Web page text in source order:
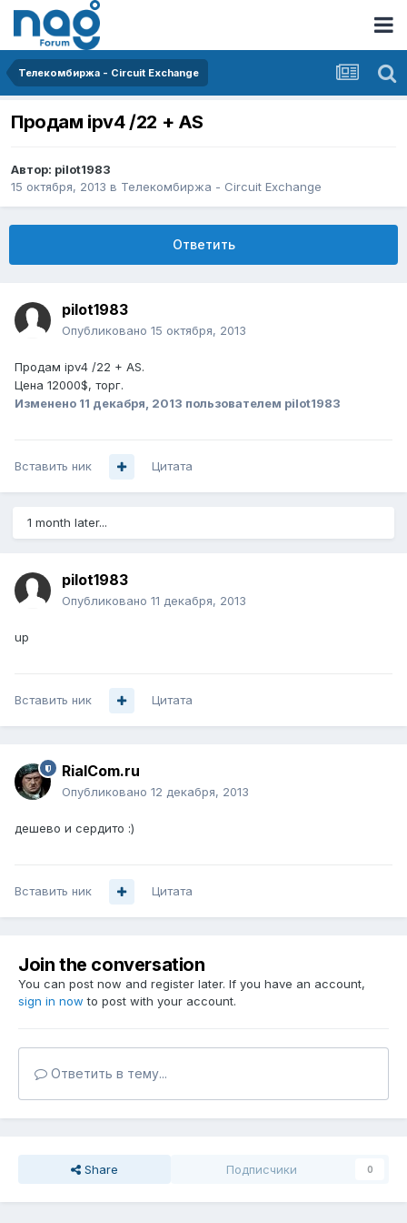
Телекомбиржа - Circuit Exchange
Продам ipv4 /22 + AS
Автор: pilot1983
15 октября, 2013 в Телекомбиржа - Circuit Exchange
Ответить
pilot1983
Опубликовано 15 октября, 2013
Продам ipv4 /22 + AS.
Цена 12000$, торг.
Изменено 11 декабря, 2013 пользователем pilot1983
Вставить ник Цитата
1 month later...
pilot1983
Опубликовано 11 декабря, 2013
up
Вставить ник Цитата
RialCom.ru
Опубликовано 12 декабря, 2013
дешево и сердито :)
Вставить ник Цитата
Join the conversation
You can post now and register later. If you have an account,
sign in now to post with your account.
Ответить в тему...
Share Подписчики 0